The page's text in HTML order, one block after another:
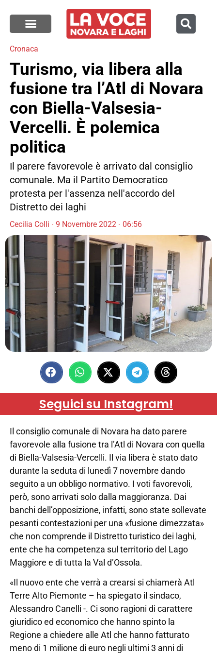
Cronaca
Turismo, via libera alla
fusione tra l’Atl di Novara
con Biella-Valsesia-
Vercelli. È polemica
politica
Il parere favorevole è arrivato dal consiglio
comunale. Ma il Partito Democratico
protesta per l'assenza nell'accordo del
Distretto dei laghi
Cecilia Colli 9 Novembre 2022 06:56
Seguici su Instagram!
Il consiglio comunale di Novara ha dato parere
favorevole alla fusione tra l’Atl di Novara con quella
di Biella-Valsesia-Vercelli. Il via libera è stato dato
durante la seduta di lunedì 7 novembre dando
seguito a un obbligo normativo. I voti favorevoli,
però, sono arrivati solo dalla maggioranza. Dai
banchi dell’opposizione, infatti, sono state sollevate
pesanti contestazioni per una «fusione dimezzata»
che non comprende il Distretto turistico dei laghi,
ente che ha competenza sul territorio del Lago
Maggiore e di tutta la Val d’Ossola.
«Il nuovo ente che verrà a crearsi si chiamerà Atl
Terre Alto Piemonte – ha spiegato il sindaco,
Alessandro Canelli -. Ci sono ragioni di carattere
giuridico ed economico che hanno spinto la
Regione a chiedere alle Atl che hanno fatturato
meno di 1 milione di euro negli ultimi 3 anni di